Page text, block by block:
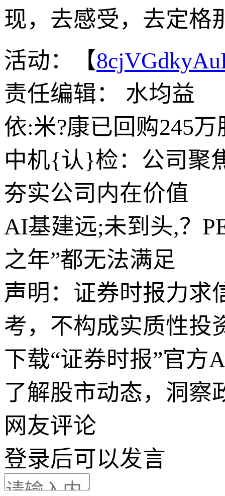
现，去感受，去定格
活动：【
责任编辑： 水均益
依:米?康已回购245
中机{认}检：公司聚
夯实公司内在价值
AI基建远;未到头,？
之年”都无法满足
声明：证券时报力求
考，不构成实质性投
下载“证券时报”官方
了解股市动态，洞察
网友评论
登录后可以发言